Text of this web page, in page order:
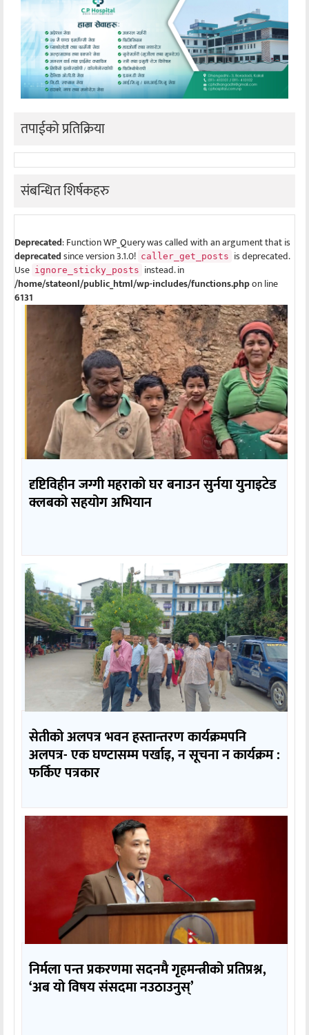
तपाईको प्रतिक्रिया
संबन्धित शिर्षकहरु
Deprecated: Function WP_Query was called with an argument that is
deprecatedsince version 3.1.0! caller_get_posts is deprecated.
Use ignore_sticky_posts instead. in
/home/stateonl/public_html/wp-includes/functions.phpon line
6131
दृष्टिविहीन जग्गी महराको घर बनाउन सुर्नया युनाइटेड
क्लबको सहयोग अभियान
सेतीको अलपत्र भवन हस्तान्तरण कार्यक्रमपनि
अलपत्र- एक घण्टासम्म पर्खाइ, न सूचना न कार्यक्रम :
फर्किए पत्रकार
निर्मला पन्त प्रकरणमा सदनमै गृहमन्त्रीको प्रतिप्रश्न,
‘अब यो विषय संसदमा नउठाउनुस्’